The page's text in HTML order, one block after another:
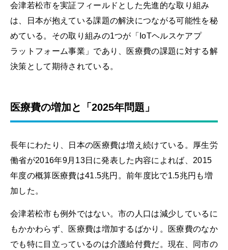
会津若松市を実証フィールドとした先進的な取り組み
は、日本が抱えている課題の解決につながる可能性を秘
めている。その取り組みの1つが「IoTヘルスケアプ
ラットフォーム事業」であり、医療費の課題に対する解
決策として期待されている。
医療費の増加と「2025年問題」
長年にわたり、日本の医療費は増え続けている。厚生労
働省が2016年9月13日に発表した内容によれば、2015
年度の概算医療費は41.5兆円。前年度比で1.5兆円も増
加した。
会津若松市も例外ではない。市の人口は減少しているに
もかかわらず、医療費は増加するばかり。医療費のなか
でも特に目立っているのは介護給付費だ。現在、同市の